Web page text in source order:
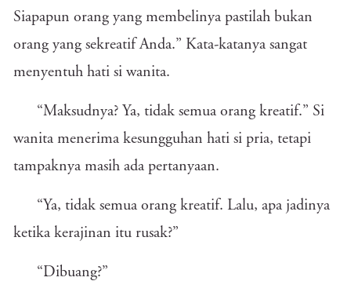
Siapapun orang yang membelinya pastilah bukan
orang yang sekreatif Anda.” Kata-katanya sangat
menyentuh hati si wanita.
“Maksudnya? Ya, tidak semua orang kreatif.” Si
wanita menerima kesungguhan hati si pria, tetapi
tampaknya masih ada pertanyaan.
“Ya, tidak semua orang kreatif. Lalu, apa jadinya
ketika kerajinan itu rusak?”
“Dibuang?”